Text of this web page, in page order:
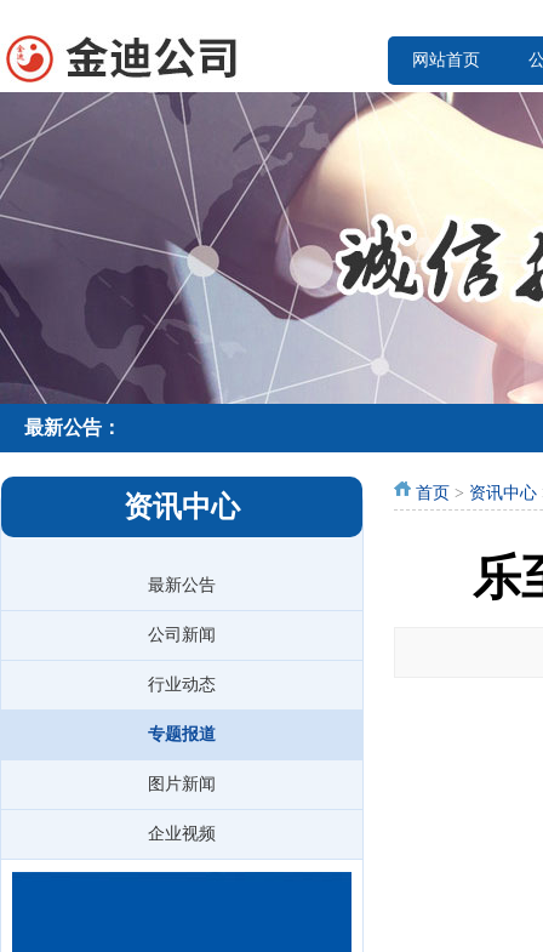
网站首页
最新公告：
资讯中心
最新公告
公司新闻
行业动态
专题报道
图片新闻
企业视频
首页 > 资讯中心
乐